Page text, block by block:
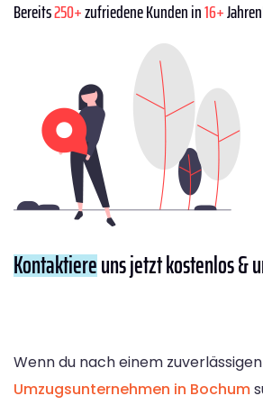
Bereits250+zufriedene Kunden in16+
Kontaktiereuns jetzt kostenlos &
Wenn du nach einem
Umzugsunternehmen in Bochum